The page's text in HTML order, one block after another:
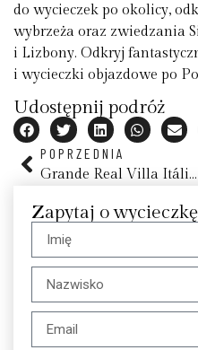
do wycieczek po okolicy,
wybrzeża oraz zwiedzania
i Lizbony. Odkryj
i wycieczki objazdowe po
Udostępnij podróż
POPRZEDNIA
Grande Real Villa Itália Hotel & Spa, Cascais
Zapytaj o wycieczkę